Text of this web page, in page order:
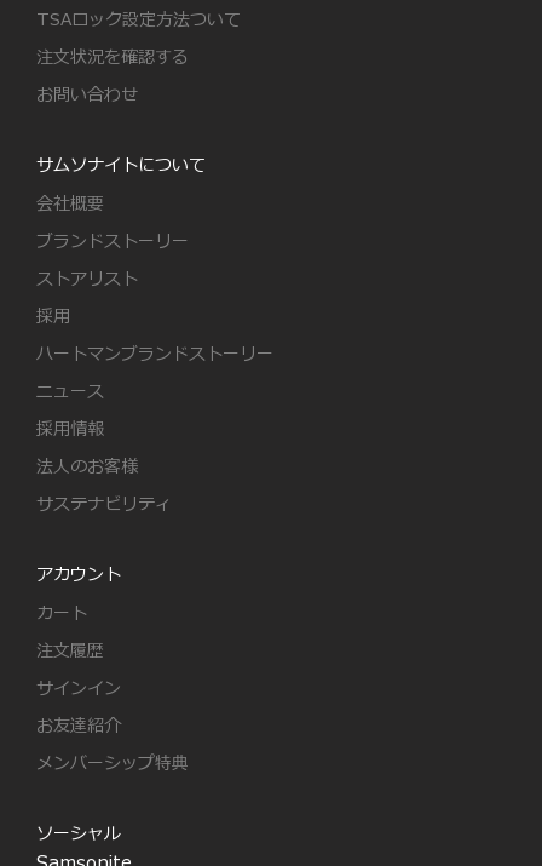
TSAロック設定方法ついて
注文状況を確認する
お問い合わせ
サムソナイトについて
会社概要
ブランドストーリー
ストアリスト
採用
ハートマンブランドストーリー
ニュース
採用情報
法人のお客様
サステナビリティ
アカウント
カート
注文履歴
サインイン
お友達紹介
メンバーシップ特典
ソーシャル